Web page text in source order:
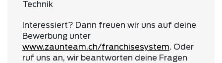
Technik
Interessiert? Dann freuen wir uns auf deine
Bewerbung unter
www.zaunteam.ch/franchisesystem. Oder
ruf uns an, wir beantworten deine Fragen